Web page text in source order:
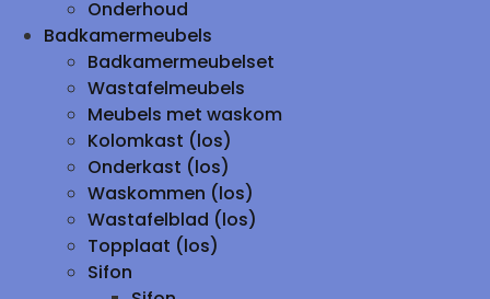
Onderhoud
Badkamermeubels
Badkamermeubelset
Wastafelmeubels
Meubels met waskom
Kolomkast (los)
Onderkast (los)
Waskommen (los)
Wastafelblad (los)
Topplaat (los)
Sifon